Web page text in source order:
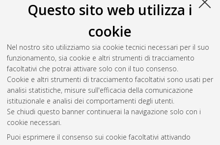
Questo sito web utilizza i
cookie
Nel nostro sito utilizziamo sia cookie tecnici necessari per il suo
funzionamento, sia cookie e altri strumenti di tracciamento
facoltativi che potrai attivare solo con il tuo consenso.
Cookie e altri strumenti di tracciamento facoltativi sono usati per
analisi statistiche, misure sull'efficacia della comunicazione
istituzionale e analisi dei comportamenti degli utenti.
Se chiudi questo banner continuerai la navigazione solo con i
cookie necessari.
Puoi esprimere il consenso sui cookie facoltativi attivando
Gestione del documento:
Atom
Rss 1.0